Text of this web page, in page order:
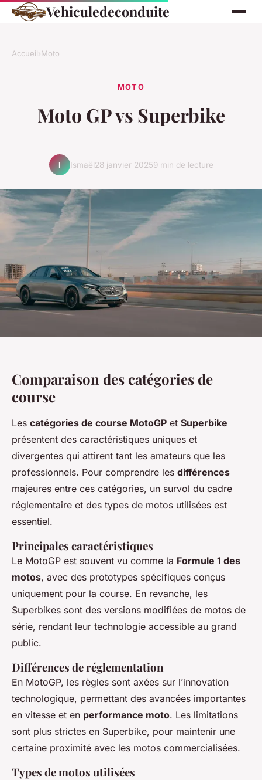
Vehiculedeconduite
Accueil›Moto
MOTO
Moto GP vs Superbike
I Ismaël28 janvier 20259 min de lecture
Comparaison des catégories de
course
Les catégories de course MotoGP et Superbike
présentent des caractéristiques uniques et
divergentes qui attirent tant les amateurs que les
professionnels. Pour comprendre les différences
majeures entre ces catégories, un survol du cadre
réglementaire et des types de motos utilisées est
essentiel.
Principales caractéristiques
Le MotoGP est souvent vu comme la Formule 1 des
motos, avec des prototypes spécifiques conçus
uniquement pour la course. En revanche, les
Superbikes sont des versions modifiées de motos de
série, rendant leur technologie accessible au grand
public.
Différences de réglementation
En MotoGP, les règles sont axées sur l’innovation
technologique, permettant des avancées importantes
en vitesse et en performance moto. Les limitations
sont plus strictes en Superbike, pour maintenir une
certaine proximité avec les motos commercialisées.
Types de motos utilisées